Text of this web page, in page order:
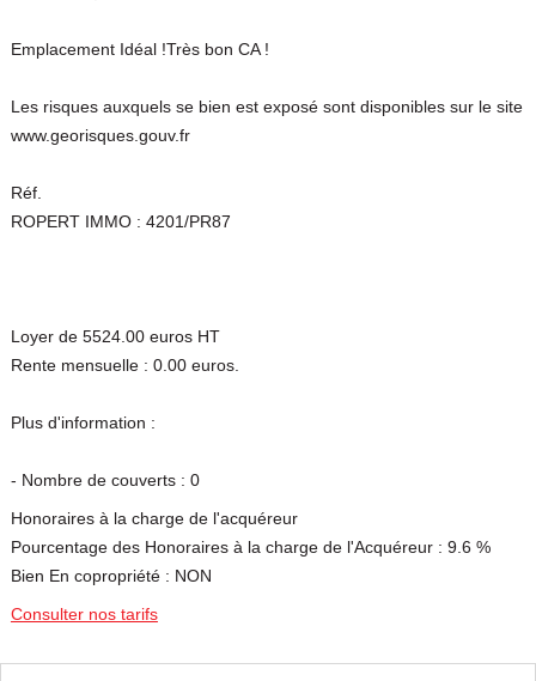
Emplacement Idéal !Très bon CA !
Les risques auxquels se bien est exposé sont disponibles sur le site
www.georisques.gouv.fr
Réf.
ROPERT IMMO : 4201/PR87
Loyer de 5524.00 euros HT
Rente mensuelle : 0.00 euros.
Plus d'information :
- Nombre de couverts : 0
Honoraires à la charge de l'acquéreur
Pourcentage des Honoraires à la charge de l'Acquéreur : 9.6 %
Bien En copropriété : NON
Consulter nos tarifs